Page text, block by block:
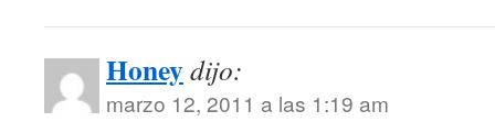
Honeydijo:
marzo 12, 2011 a las 1:19 am